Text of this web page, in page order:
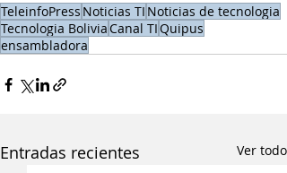
TeleinfoPress Noticias TI Noticias de tecnologia
Tecnologia BoliviaCanal TIQuipus
ensambladora
Entradas recientes Ver todo